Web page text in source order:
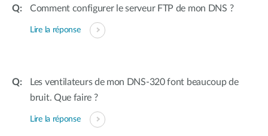
Comment configurer le serveur FTP de mon DNS ?
Lire la réponse
Les ventilateurs de mon DNS-320 font beaucoup de
bruit. Que faire ?
Lire la réponse